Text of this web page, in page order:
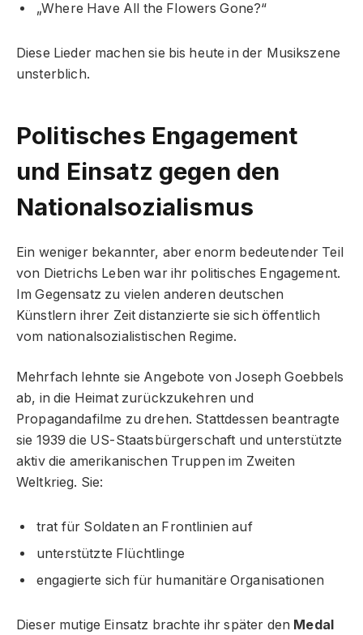
„Where Have All the Flowers Gone?“
Diese Lieder machen sie bis heute in der Musikszene
unsterblich.
Politisches Engagement
und Einsatz gegen den
Nationalsozialismus
Ein weniger bekannter, aber enorm bedeutender Teil
von Dietrichs Leben war ihr politisches Engagement.
Im Gegensatz zu vielen anderen deutschen
Künstlern ihrer Zeit distanzierte sie sich öffentlich
vom nationalsozialistischen Regime.
Mehrfach lehnte sie Angebote von Joseph Goebbels
ab, in die Heimat zurückzukehren und
Propagandafilme zu drehen. Stattdessen beantragte
sie 1939 die US-Staatsbürgerschaft und unterstützte
aktiv die amerikanischen Truppen im Zweiten
Weltkrieg. Sie:
trat für Soldaten an Frontlinien auf
unterstützte Flüchtlinge
engagierte sich für humanitäre Organisationen
Dieser mutige Einsatz brachte ihr später den Medal